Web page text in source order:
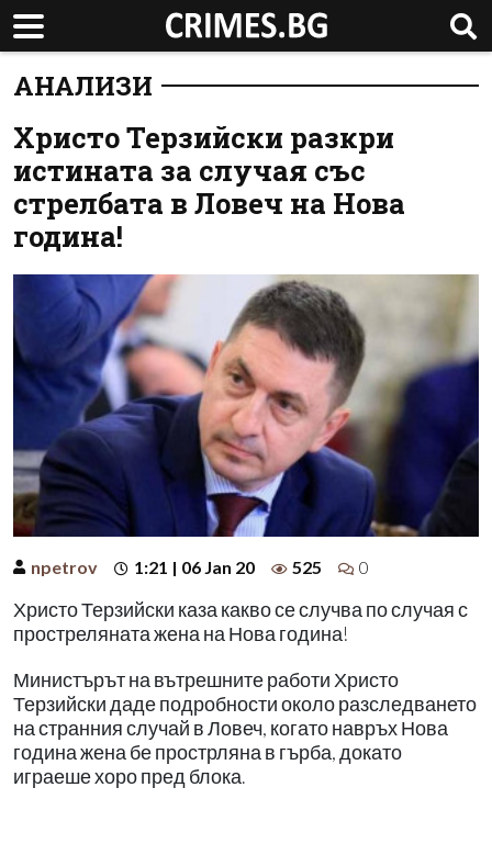
АНАЛИЗИ
Христо Терзийски разкри
истината за случая със
стрелбата в Ловеч на Нова
година!
npetrov 1:21 | 06 Jan 20 525 0
Христо Терзийски каза какво се случва по случая с
простреляната жена на Нова година!
Министърът на вътрешните работи Христо
Терзийски даде подробности около разследването
на странния случай в Ловеч, когато навръх Нова
година жена бе прострляна в гърба, докато
играеше хоро пред блока.